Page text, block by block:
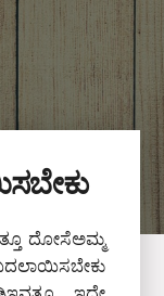
ದೋಸೆಅಮ್ಮ